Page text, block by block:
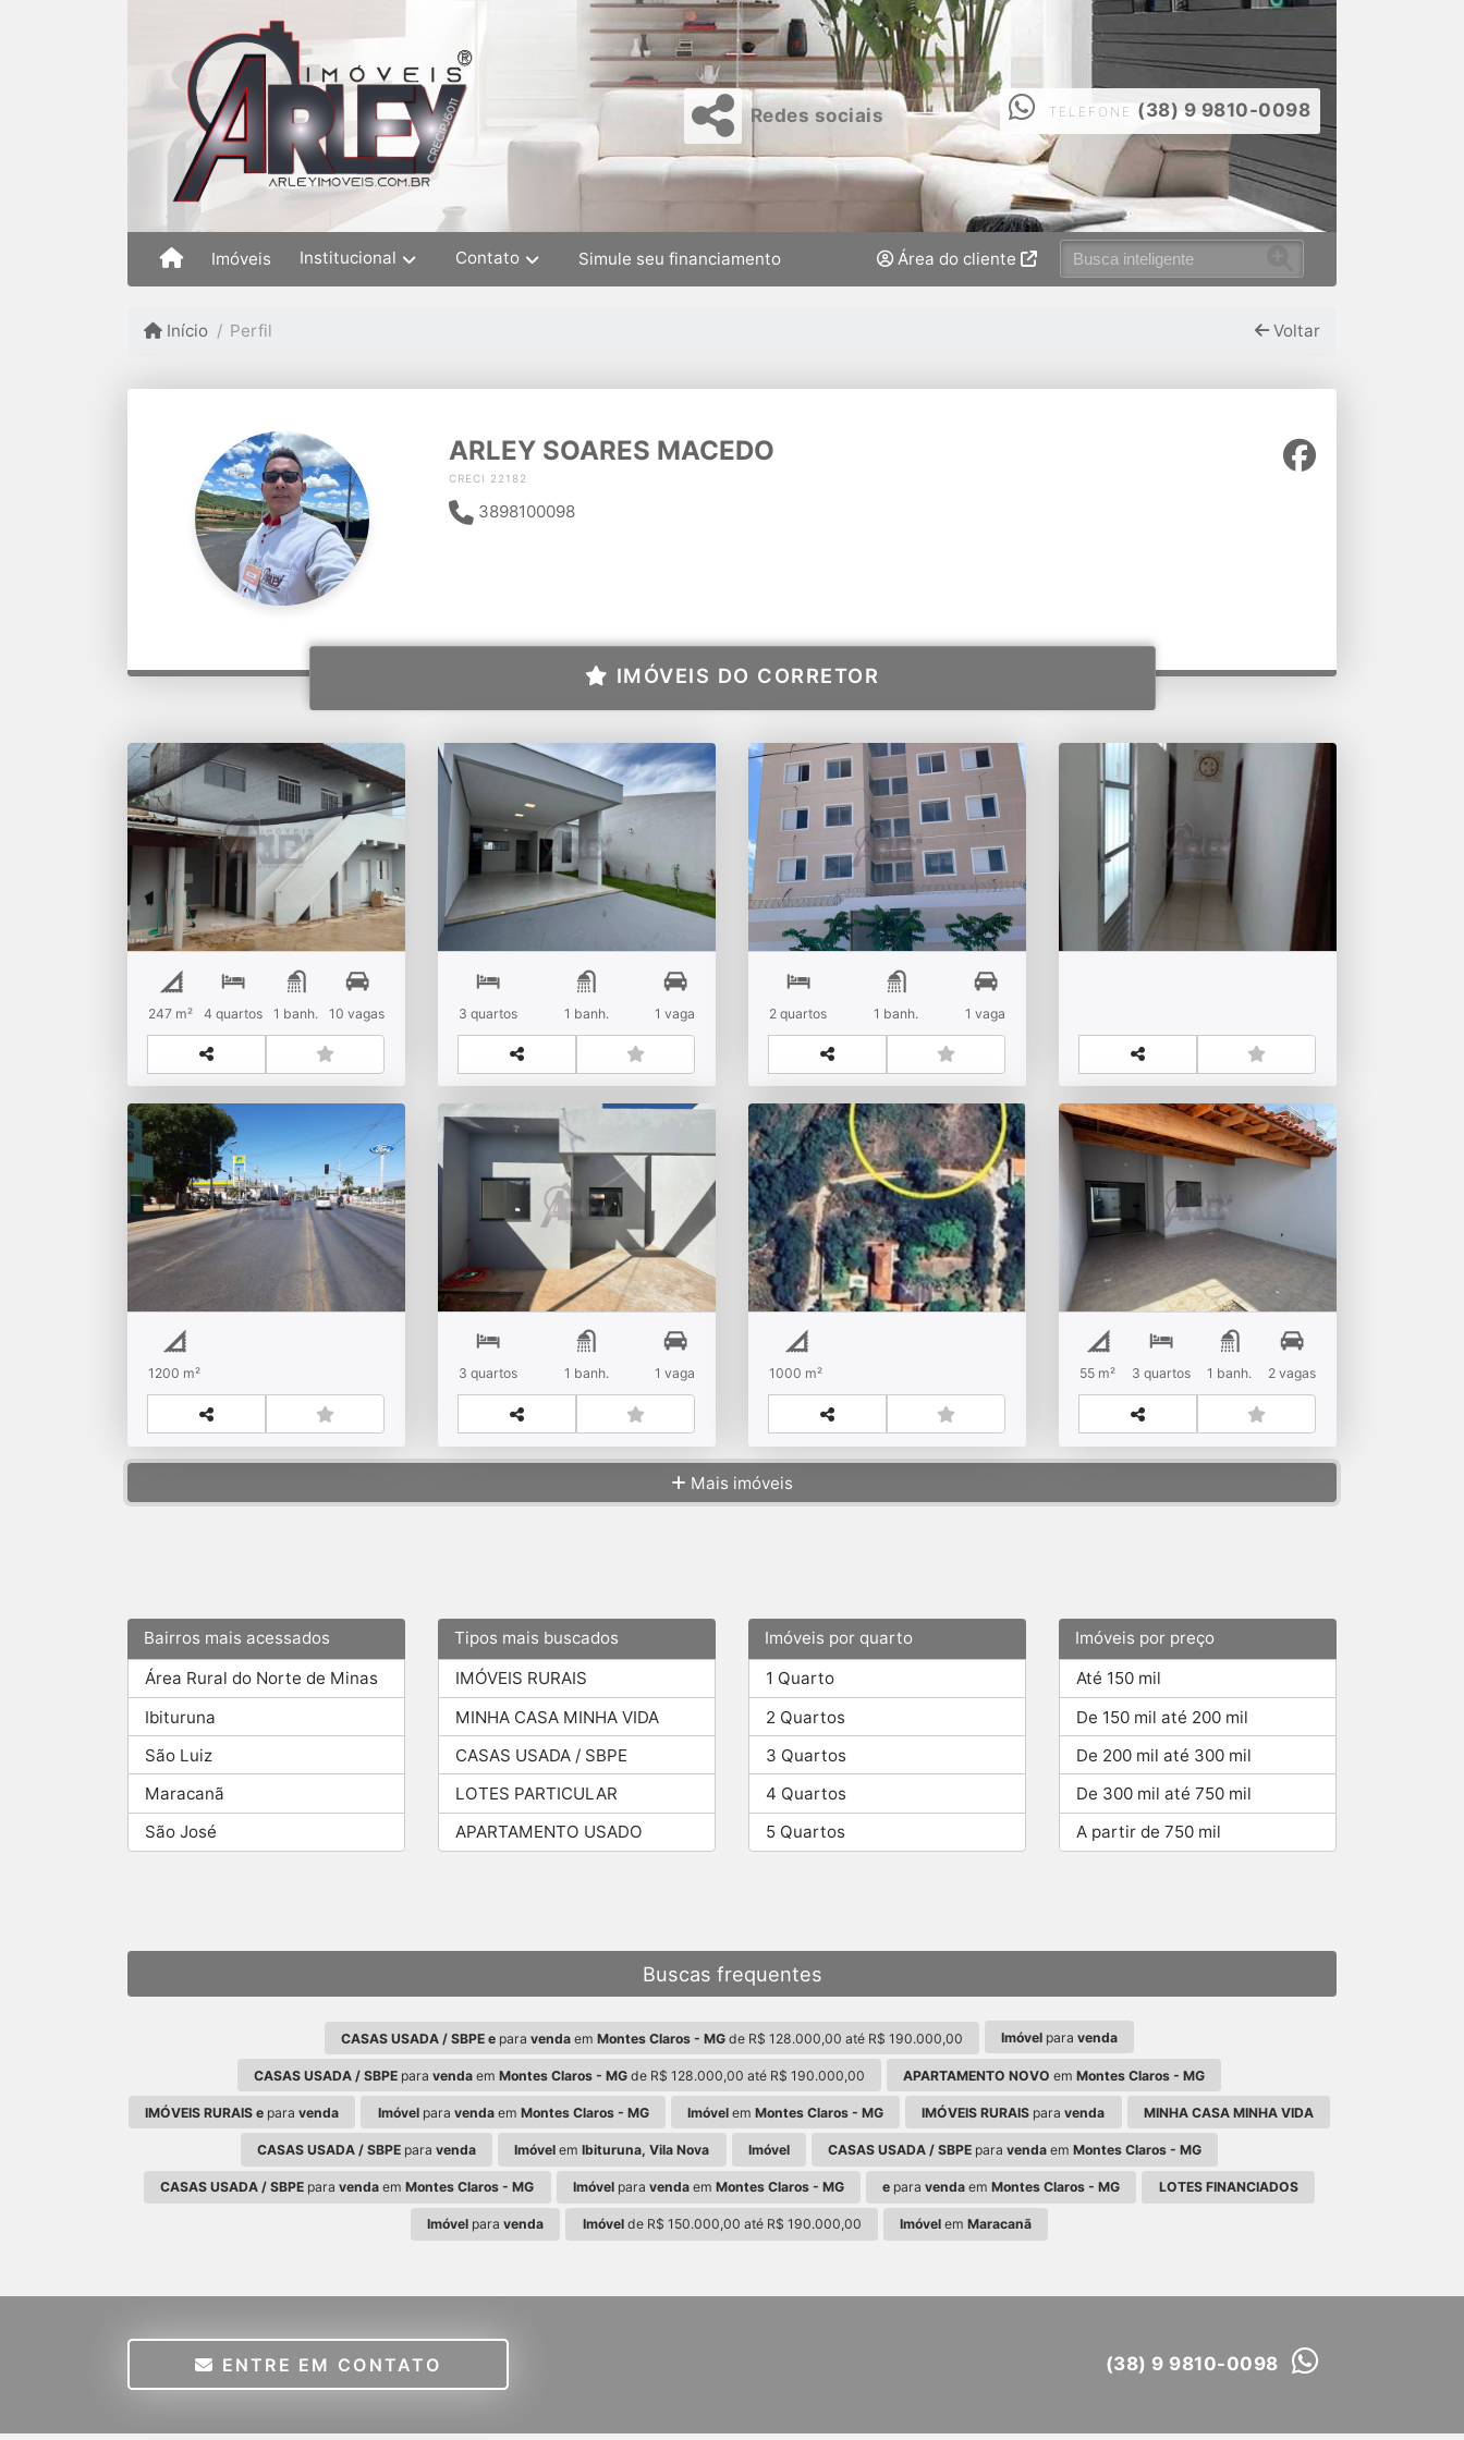
Redes sociais TELEFONE (38) 9 9810-0098
Imóveis Institucional Contato Simule seu financiamento Área do cliente
Início Perfil Voltar
ARLEY SOARES MACEDO
CRECI 22182
3898100098
IMÓVEIS DO CORRETOR
VENDA DE CASA
ESPAÇOSA NO PLANALTO
247 m² 4 quartos 1 banh. 10 vagas
Casa Moderna Localizada
no Bairro Belvedere
Belvedere
3 quartos 1 banh. 1 vaga
Vendo apartamentos
novos no Planalto / Raul
Lourenço (próximo ao
Cordeiro)
Planalto
2 quartos 1 banh. 1 vaga
Oportunidade! Prédio
próximo praça esporte,
máster Center e clinicas
medica
Lote / Terreno à Venda –
Bairro Esplanada
1200 m²
Vende-se Casa no Bairro
Novo Primavera
Jardim Primavera
3 quartos 1 banh. 1 vaga
área de 1.000m2 - prox
Gran Royalle
1000 m²
Casa na Região do
Independência/Vila
Aliança
Vila Aliança
55 m² 3 quartos 1 banh. 2 vagas
Mais imóveis
Bairros mais acessados
Área Rural do Norte de Minas
Ibituruna
São Luiz
Maracanã
São José
Tipos mais buscados
IMÓVEIS RURAIS
MINHA CASA MINHA VIDA
CASAS USADA / SBPE
LOTES PARTICULAR
APARTAMENTO USADO
Imóveis por quarto
1 Quarto
2 Quartos
3 Quartos
4 Quartos
5 Quartos
Imóveis por preço
Até 150 mil
De 150 mil até 200 mil
De 200 mil até 300 mil
De 300 mil até 750 mil
A partir de 750 mil
Buscas frequentes
CASAS USADA / SBPE e para vendaem Montes Claros - MGde R$ 128.000,00 até R$ 190.000,00 Imóvel paravenda
CASAS USADA / SBPEpara vendaem Montes Claros - MGde R$ 128.000,00 até R$ 190.000,00 APARTAMENTO NOVO emMontes Claros - MG
IMÓVEIS RURAIS e paravenda Imóvelpara vendaem Montes Claros - MG Imóvel em Montes Claros - MG IMÓVEIS RURAIS paravenda MINHA CASA MINHA VIDA
CASAS USADA / SBPEpara venda Imóvel emIbituruna, Vila Nova Imóvel CASAS USADA / SBPE paravenda emMontes Claros - MG
CASAS USADA / SBPE paravenda emMontes Claros - MG Imóvelpara vendaem Montes Claros - MG e paravenda emMontes Claros - MG LOTES FINANCIADOS
Imóvel paravenda Imóvelde R$ 150.000,00 até R$ 190.000,00 Imóvelem Maracanã
ENTRE EM CONTATO (38) 9 9810-0098